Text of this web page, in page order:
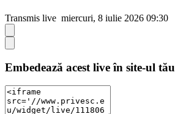
Transmis live miercuri, 8 iulie 2026 09:30
Embedează acest live în site-ul tău